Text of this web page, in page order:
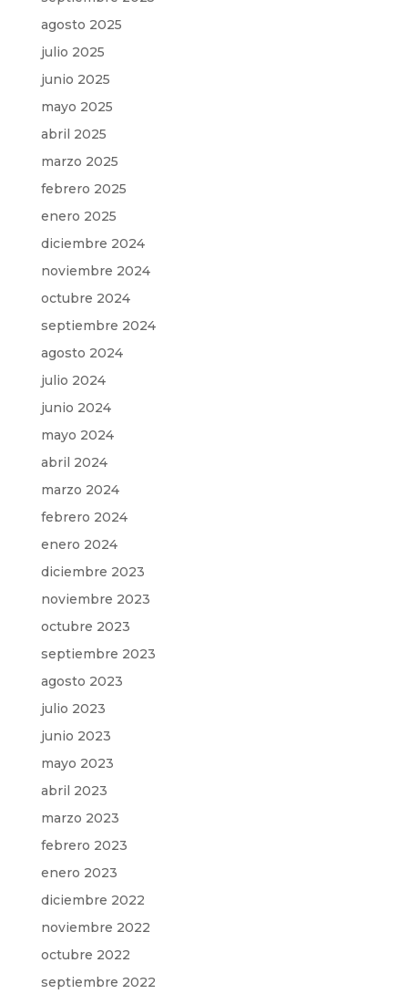
agosto 2025
julio 2025
junio 2025
mayo 2025
abril 2025
marzo 2025
febrero 2025
enero 2025
diciembre 2024
noviembre 2024
octubre 2024
septiembre 2024
agosto 2024
julio 2024
junio 2024
mayo 2024
abril 2024
marzo 2024
febrero 2024
enero 2024
diciembre 2023
noviembre 2023
octubre 2023
septiembre 2023
agosto 2023
julio 2023
junio 2023
mayo 2023
abril 2023
marzo 2023
febrero 2023
enero 2023
diciembre 2022
noviembre 2022
octubre 2022
septiembre 2022